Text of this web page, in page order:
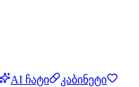
AI ჩატი
კაბინეტი